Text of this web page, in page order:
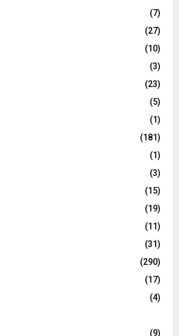
(7)
(27)
(10)
(3)
(23)
(5)
(1)
(181)
(1)
(3)
(15)
(19)
(11)
(31)
(290)
(17)
(4)
(9)